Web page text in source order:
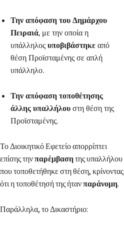
Την απόφαση του Δημάρχου
Πειραιά, με την οποία η
υπάλληλος υποβιβάστηκε από
θέση Προϊσταμένης σε απλή
υπάλληλο.
Την απόφαση τοποθέτησης
άλλης υπαλλήλου στη θέση της
Προϊσταμένης.
Το Διοικητικό Εφετείο απορρίπτει
επίσης τηνπαρέμβασητης υπαλλήλου
που τοποθετήθηκε στη θέση, κρίνοντας
ότι η τοποθέτησή της ήτανπαράνομη.
Παράλληλα, το Δικαστήριο: